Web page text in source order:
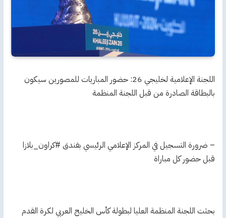
اللجنة الإعلامية لخليجي 26: حضور المباريات للمصورين سيكون
بالبطاقة الصادرة من قبل اللجنة المنظمة
– ضرورة التسجيل في المركز الإعلامي الرئيسي بفندق #كراون_بلازا
قبل حضور كل مباراة
بحثت اللجنة المنظمة العليا لبطولة كأس الخليج العربي لكرة القدم